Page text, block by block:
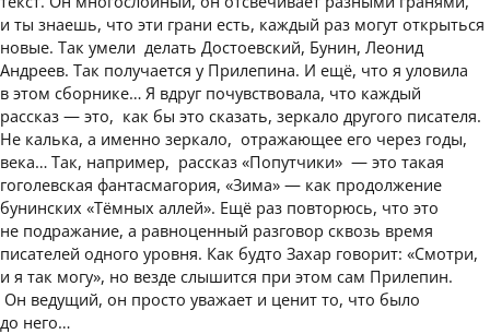
и ты знаешь, что эти грани есть, каждый раз могут открыться
новые. Так умели делать Достоевский, Бунин, Леонид
Андреев. Так получается у Прилепина. И ещё, что я уловила
в этом сборнике… Я вдруг почувствовала, что каждый
рассказ — это, как бы это сказать, зеркало другого писателя.
Не калька, а именно зеркало, отражающее его через годы,
века… Так, например, рассказ «Попутчики» — это такая
гоголевская фантасмагория, «Зима» — как продолжение
бунинских «Тёмных аллей». Ещё раз повторюсь, что это
не подражание, а равноценный разговор сквозь время
писателей одного уровня. Как будто Захар говорит: «Смотри,
и я так могу», но везде слышится при этом сам Прилепин.
Он ведущий, он просто уважает и ценит то, что было
до него…